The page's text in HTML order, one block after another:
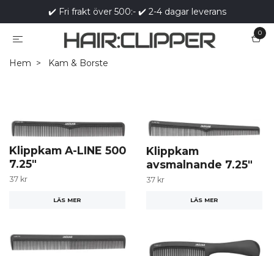
✔️ Fri frakt över 500:- ✔️ 2-4 dagar leverans
0
Hem Kam & Borste
Klippkam A-LINE 500
7.25"
37 kr
LÄS MER
Klippkam
avsmalnande 7.25"
37 kr
LÄS MER